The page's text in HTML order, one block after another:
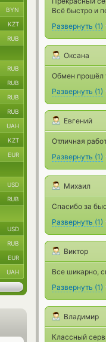
Всё быстро и
Развернуть (1)
Оксана
Обмен прошёл
Развернуть (1)
Евгений
Отличная
Развернуть (1)
Михаил
Спасибо за
Развернуть (1)
Виктор
Все шикарно,
Развернуть (1)
Владимир
Классный
BYN
KZT
RUB
RUB
RUB
RUB
RUB
UAH
KZT
EUR
USD
RUB
USD
RUB
EUR
UAH